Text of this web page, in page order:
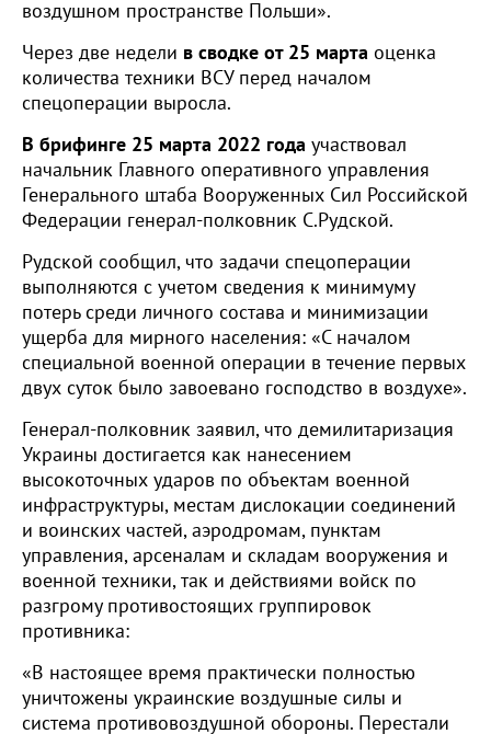
воздушном пространстве Польши».
Через две недели в сводке от 25 марта оценка
количества техники ВСУ перед началом
спецоперации выросла.
В брифинге 25 марта 2022 года участвовал
начальник Главного оперативного управления
Генерального штаба Вооруженных Сил Российской
Федерации генерал-полковник С.Рудской.
Рудской сообщил, что задачи спецоперации
выполняются с учетом сведения к минимуму
потерь среди личного состава и минимизации
ущерба для мирного населения: «С началом
специальной военной операции в течение первых
двух суток было завоевано господство в воздухе».
Генерал-полковник заявил, что демилитаризация
Украины достигается как нанесением
высокоточных ударов по объектам военной
инфраструктуры, местам дислокации соединений
и воинских частей, аэродромам, пунктам
управления, арсеналам и складам вооружения и
военной техники, так и действиями войск по
разгрому противостоящих группировок
противника:
«В настоящее время практически полностью
уничтожены украинские воздушные силы и
система противовоздушной обороны. Перестали